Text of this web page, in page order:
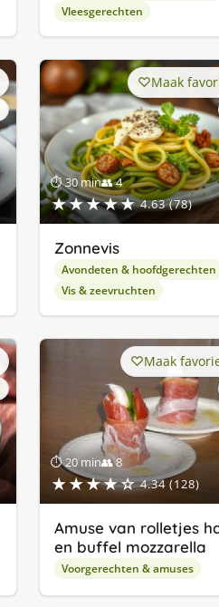
Vleesgerechten
⏱ 30 min👥 4
★★★★★ 4.63 (78)
Maak
Zonnevis
Avondeten & hoofdgerechten
Vis & zeevruchten
⏱ 20 min👥 8
★★★★☆ 4.34 (128)
Maak
Amuse van rolletjes
en buffel mozzarella
Voorgerechten & amuses